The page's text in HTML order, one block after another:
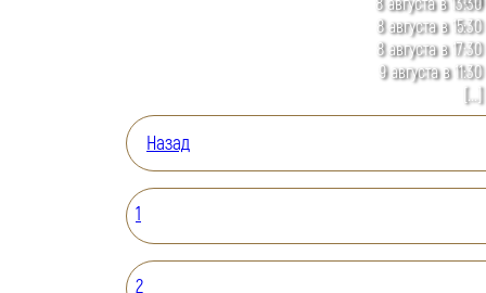
8 августа в 15:30
8 августа в 17:30
9 августа в 11:30
[...]
Назад
1
2